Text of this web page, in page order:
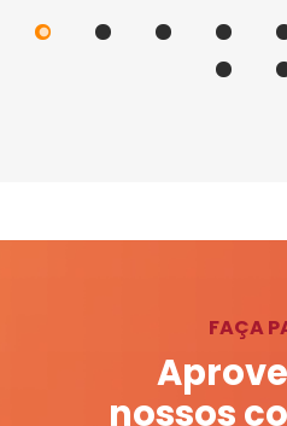
FAÇA
nossos